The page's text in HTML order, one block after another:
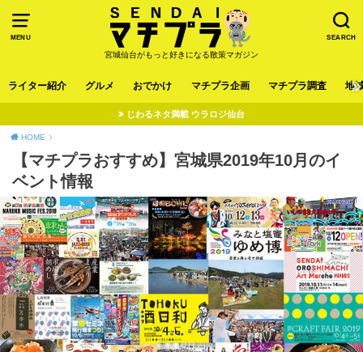
MENU SEARCH
宮城仙台がもっと好きになる散策マガジン
ライター紹介 グルメ おでかけ マチプラ企画 マチプラ調査 地
じわるネタ満載 ウラロジ仙台
HOME
【マチプラおすすめ】宮城県2019年10月のイ
ベント情報